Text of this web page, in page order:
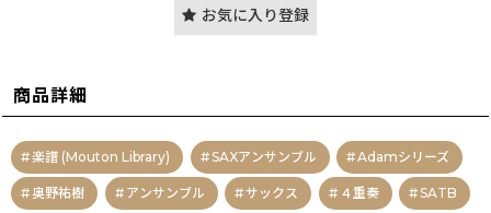
お気に入り登録
商品詳細
楽譜 (Mouton Library) SAXアンサンブル Adamシリーズ
奥野祐樹 アンサンブル サックス ４重奏 SATB